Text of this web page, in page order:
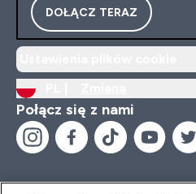
DOŁĄCZ TERAZ
Połącz się z nami